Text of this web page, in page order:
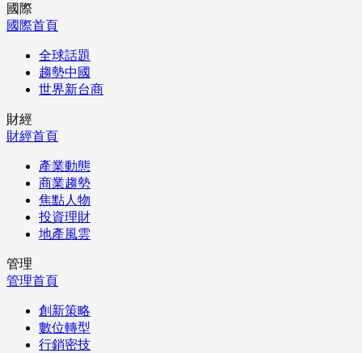
國際
國際首頁
全球話題
趨勢中國
世界新台商
財經
財經首頁
產業動態
商業趨勢
焦點人物
投資理財
地產風雲
管理
管理首頁
創新策略
數位轉型
行銷密技